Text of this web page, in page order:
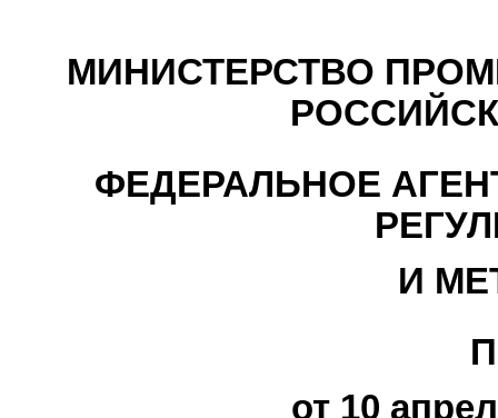
МИНИСТЕРСТВО
ФЕДЕРАЛЬНОЕ
И
от 10